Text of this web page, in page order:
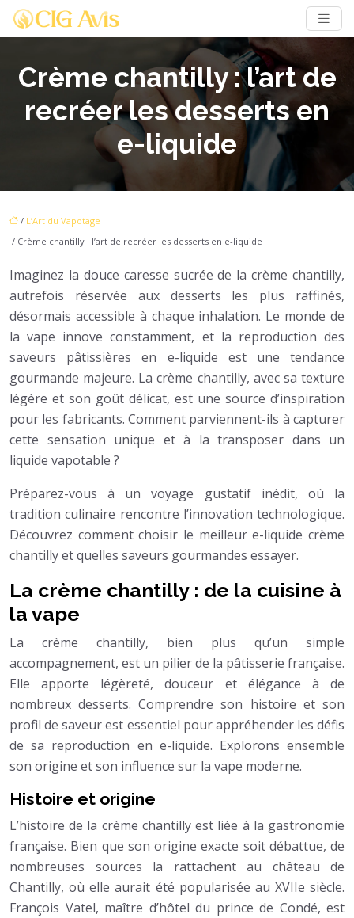
Crème chantilly : l’art de
recréer les desserts en
e-liquide
/ L’Art du Vapotage
/ Crème chantilly : l’art de recréer les desserts en e-liquide
Imaginez la douce caresse sucrée de la crème chantilly,
autrefois réservée aux desserts les plus raffinés,
désormais accessible à chaque inhalation. Le monde de
la vape innove constamment, et la reproduction des
saveurs pâtissières en e-liquide est une tendance
gourmande majeure. La crème chantilly, avec sa texture
légère et son goût délicat, est une source d’inspiration
pour les fabricants. Comment parviennent-ils à capturer
cette sensation unique et à la transposer dans un
liquide vapotable ?
Préparez-vous à un voyage gustatif inédit, où la
tradition culinaire rencontre l’innovation technologique.
Découvrez comment choisir le meilleur e-liquide crème
chantilly et quelles saveurs gourmandes essayer.
La crème chantilly : de la cuisine à
la vape
La crème chantilly, bien plus qu’un simple
accompagnement, est un pilier de la pâtisserie française.
Elle apporte légèreté, douceur et élégance à de
nombreux desserts. Comprendre son histoire et son
profil de saveur est essentiel pour appréhender les défis
de sa reproduction en e-liquide. Explorons ensemble
son origine et son influence sur la vape moderne.
Histoire et origine
L’histoire de la crème chantilly est liée à la gastronomie
française. Bien que son origine exacte soit débattue, de
nombreuses sources la rattachent au château de
Chantilly, où elle aurait été popularisée au XVIIe siècle.
François Vatel, maître d’hôtel du prince de Condé, est